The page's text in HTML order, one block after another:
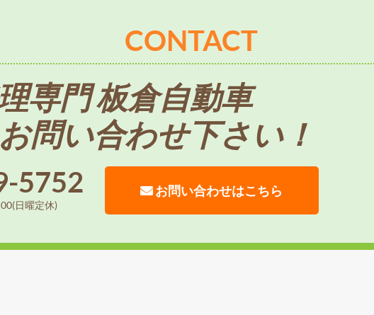
CONTACT
専門 板倉自動車
問い合わせ下さい！
5752
日曜定休)
お問い合わせはこちら